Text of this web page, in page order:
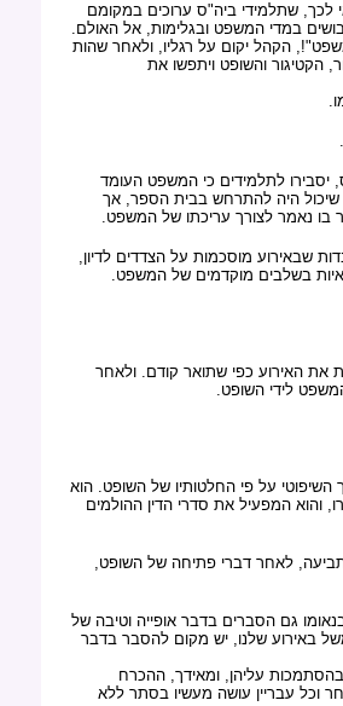
שתלמידי ביה"ס ערוכים במקומם
לבושים במדי המשפט ובגלימות, אל האולם.
הקהל יקום על רגליו, ולאחר שהות
הקטיגור והשופט ויתפשו את
יסבירו לתלמידים כי המשפט העומד
שיכול היה להתרחש בבית הספר, אך
בו נאמר לצורך עריכתו של המשפט.
שבאירוע מוסכמות על הצדדים לדיון,
בשלבים מוקדמים של המשפט.
את האירוע כפי שתואר קודם. ולאחר
לידי השופט.
השיפוטי על פי החלטותיו של השופט. הוא
והוא המפעיל את סדרי הדין ההולמים
לאחר דברי פתיחה של השופט,
גם הסברים בדבר אופייה וטיבה של
באירוע שלנו, יש מקום להסבר בדבר
עליהן, ומאידך, ההכרח
וכל עבריין עושה מעשיו בסתר ללא